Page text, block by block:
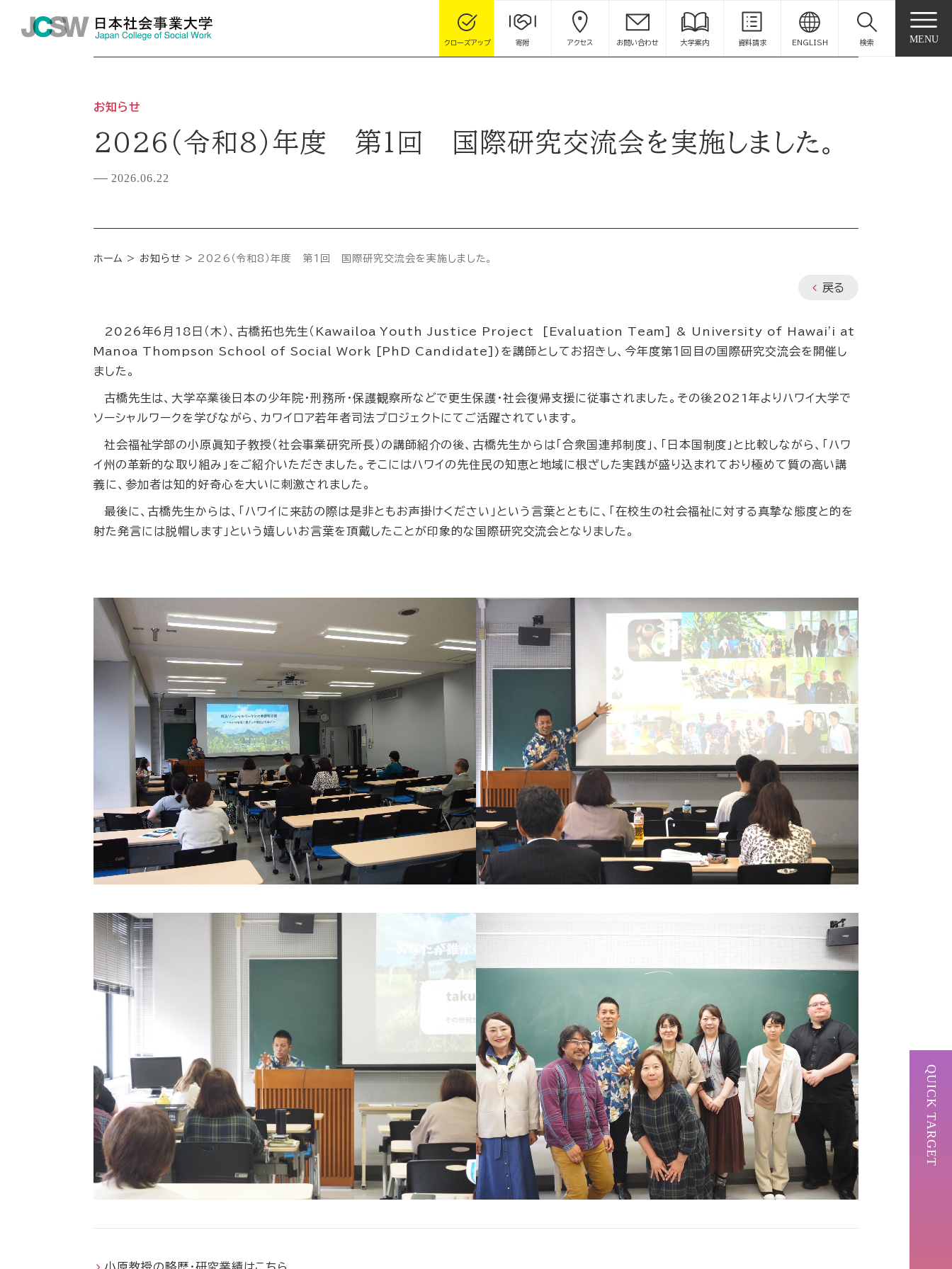
クローズアップ 寄附 アクセス お問い合わせ 大学案内 資料請求 ENGLISH 検索 MENU
QUICK TARGET
お知らせ
2026（令和8）年度 第1回 国際研究交流会を実施しました。
2026.06.22
ホーム お知らせ 2026（令和8）年度 第1回 国際研究交流会を実施しました。
戻る
2026年6 月 18 日（木）、古橋拓也先生（ Kawailoa Youth Justice Project [Evaluation Team] & University of Hawai'i at
Manoa Thompson School of Social Work [PhD Candidate]) を講師としてお招きし、今年度第１回目の国際研究交流会を開催し
ました。
古橋先生は、大学卒業後日本の少年院・刑務所・保護観察所などで更生保護・社会復帰支援に従事されました。その後2021年よりハワイ大学で
ソーシャルワークを学びながら、カワイロア若年者司法プロジェクトにてご活躍されています。
社会福祉学部の小原眞知子教授（社会事業研究所長）の講師紹介の後、古橋先生からは「合衆国連邦制度」、「日本国制度」と比較しながら、「ハワ
イ州の革新的な取り組み」をご紹介いただきました。そこにはハワイの先住民の知恵と地域に根ざした実践が盛り込まれており極めて質の高い講
義に、参加者は知的好奇心を大いに刺激されました。
最後に、古橋先生からは、「ハワイに来訪の際は是非ともお声掛けください」という言葉とともに、「在校生の社会福祉に対する真摯な態度と的を
射た発言には脱帽します」という嬉しいお言葉を頂戴したことが印象的な国際研究交流会となりました。